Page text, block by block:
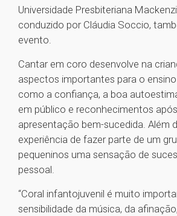
Universidade Presbiteriana
conduzido por Cláudia Soccio,
evento.
Cantar em coro desenvolve na
aspectos importantes para o
como a confiança, a boa
em público e reconhecimentos
apresentação bem-sucedida. Além
experiência de fazer parte de um
pequeninos uma sensação de
pessoal.
“Coral infantojuvenil é muito
sensibilidade da música, da